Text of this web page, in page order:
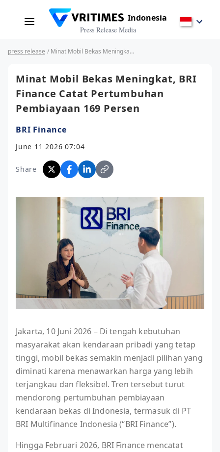
Indonesia
Press Release Media
press release / Minat Mobil Bekas Meningkat, BRI Finance Catat Pertumbuhan Pembiayaan 169 Persen
Minat Mobil Bekas Meningkat, BRI
Finance Catat Pertumbuhan
Pembiayaan 169 Persen
BRI Finance
June 11 2026 07:04
Share
Jakarta, 10 Juni 2026 – Di tengah kebutuhan
masyarakat akan kendaraan pribadi yang tetap
tinggi, mobil bekas semakin menjadi pilihan yang
diminati karena menawarkan harga yang lebih
terjangkau dan fleksibel. Tren tersebut turut
mendorong pertumbuhan pembiayaan
kendaraan bekas di Indonesia, termasuk di PT
BRI Multifinance Indonesia (“BRI Finance”).
Hingga Februari 2026, BRI Finance mencatat